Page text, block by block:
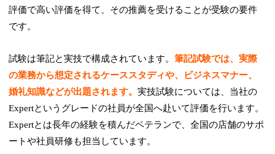
評価で高い評価を得て、その推薦を受けることが受験の要件
です。
試験は筆記と実技で構成されています。筆記試験では、実際
の業務から想定されるケーススタディや、ビジネスマナー、
婚礼知識などが出題されます。実技試験については、当社の
Expertというグレードの社員が全国へ赴いて評価を行います。
Expertとは長年の経験を積んだベテランで、全国の店舗のサポ
ートや社員研修も担当しています。